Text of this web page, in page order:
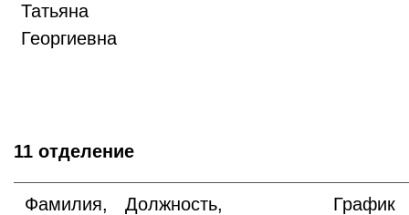
Татьяна
Георгиевна
11 отделение
Фамилия,
Должность,
График